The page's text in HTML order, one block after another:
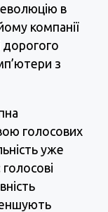
в
компанії
дорогого
з
голосових
уже